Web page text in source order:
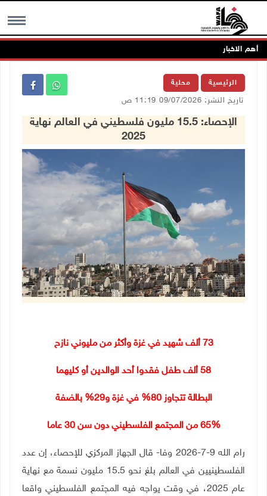
MENU أهم الاخبار
الرئيسية محلية
تاريخ النشر: 09/07/2026 11:19 ص
الإحصاء: 15.5 مليون فلسطيني في العالم نهاية
2025
73 ألف شهيد في غزة وأكثر من مليوني نازح
58 ألف طفل فقدوا أحد الوالدين أو كليهما
البطالة تتجاوز 80% في غزة و29% بالضفة
65% من المجتمع الفلسطيني دون سن 30 عاما
رام الله 9-7-2026 وفا- قال الجهاز المركزي للإحصاء، إن عدد
الفلسطينيين في العالم بلغ نحو 15.5 مليون نسمة مع نهاية
عام 2025، في وقت يواجه فيه المجتمع الفلسطيني واقعا